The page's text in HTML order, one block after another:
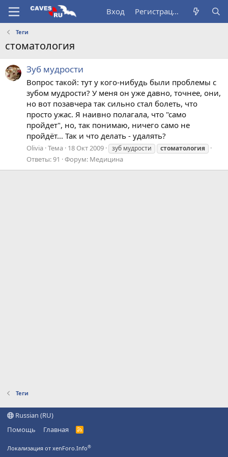
Вход Регистрация
Теги
стоматология
Зуб мудрости
Вопрос такой: тут у кого-нибудь были проблемы с
зубом мудрости? У меня он уже давно, точнее, они,
но вот позавчера так сильно стал болеть, что
просто ужас. Я наивно полагала, что "само
пройдет", но, так понимаю, ничего само не
пройдёт... Так и что делать - удалять?
Olivia Тема 18 Окт 2009 зуб мудрости стоматология
Ответы: 91 Форум: Медицина
Теги
Russian (RU)
Помощь
Главная
R
Локализация от xenForo.Info®